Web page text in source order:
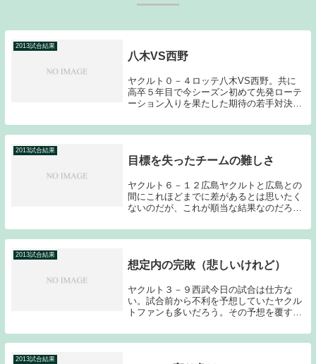
2013試合結果
八木VS西野
ヤクルト０－４ロッテ八木VS西野。共に
高卒５年目で今シーズン初めて先発ローテ
ーション入りを果たした期待の若手対決で
に登板し１勝４敗、防御率２．５３。西野
は９試合に登板して５勝１敗、防御率は
2013試合結果
目標を失ったチームの難しさ
ヤクルト６－１２広島ヤクルトと広島との
間にこれほどまでに差があるとは思いたく
ないのだが、これが順当な結果なのだろ
っ只中にいる広島との３連戦は広島の３連
勝に終わった。ここ最近のゲーム内容に選
2013試合結果
想定内の完敗（悲しいけれど）
ヤクルト３－９西武今日の試合は仕方な
い。試合前から不利を予想していたヤクル
トファンも多いだろう。その予想を覆すよ
が…流石に甘かった。昨日のブログに書い
た通り、今日の完敗よりも昨日の惜敗があ
2013試合結果